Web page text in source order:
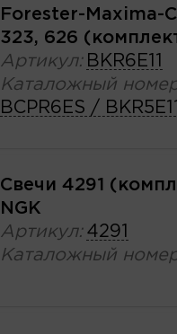
Forester-Maxima-
323, 626
Артикул: BKR6E11
Каталожный
BCPR6ES /
Свечи 4291
NGK
Артикул: 4291
Каталожный